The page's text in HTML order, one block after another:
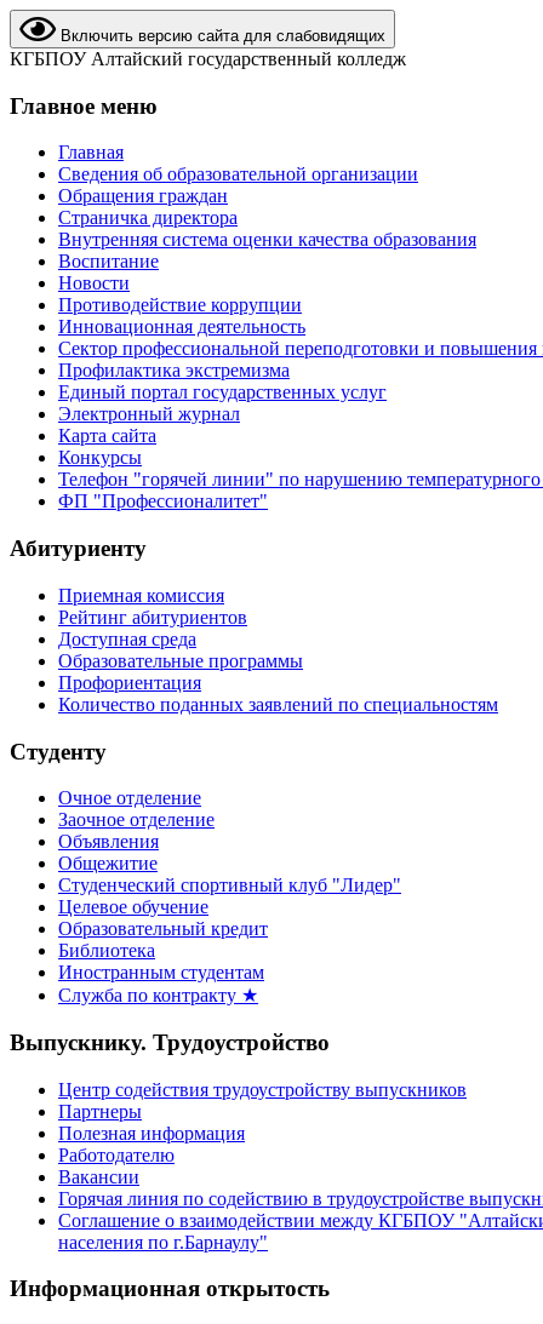
Включить версию сайта для слабовидящих
КГБПОУ Алтайский государственный колледж
Главное меню
Главная
Сведения об образовательной организации
Обращения граждан
Страничка директора
Внутренняя система оценки качества образования
Воспитание
Новости
Противодействие коррупции
Инновационная деятельность
Сектор профессиональной переподготовки и
Профилактика экстремизма
Единый портал государственных услуг
Электронный журнал
Карта сайта
Конкурсы
Телефон "горячей линии" по нарушению
ФП "Профессионалитет"
Абитуриенту
Приемная комиссия
Рейтинг абитуриентов
Доступная среда
Образовательные программы
Профориентация
Количество поданных заявлений по специальностям
Студенту
Очное отделение
Заочное отделение
Объявления
Общежитие
Студенческий спортивный клуб "Лидер"
Целевое обучение
Образовательный кредит
Библиотека
Иностранным студентам
Служба по контракту ★
Выпускнику. Трудоустройство
Центр содействия трудоустройству выпускников
Партнеры
Полезная информация
Работодателю
Вакансии
Горячая линия по содействию в трудоустройстве
Соглашение о взаимодействии между КГБПОУ
населения по г.Барнаулу"
Информационная открытость